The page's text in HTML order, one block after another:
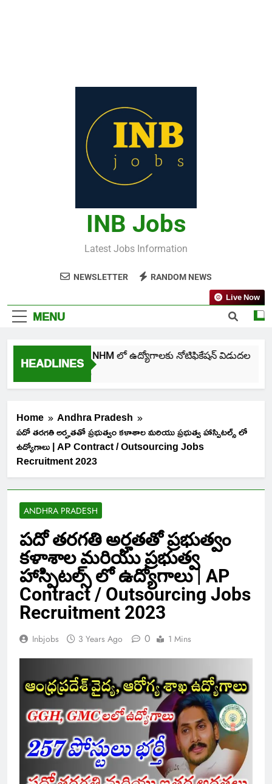
INB Jobs
Latest Jobs Information
NEWSLETTER RANDOM NEWS
MENU
Live Now
HEADLINES
తెలంగాణ NHM లో ఉద్యోగాలకు నోటిఫికేషన్ విడుదల
Home
Andhra Pradesh
పదో తరగతి అర్హతతో ప్రభుత్వం కళాశాల మరియు ప్రభుత్వ హాస్పిటల్స్ లో
ఉద్యోగాలు | AP Contract / Outsourcing Jobs
Recruitment 2023
ANDHRA PRADESH
పదో తరగతి అర్హతతో ప్రభుత్వం
కళాశాల మరియు ప్రభుత్వ
హాస్పిటల్స్ లో ఉద్యోగాలు | AP
Contract / Outsourcing Jobs
Recruitment 2023
Inbjobs 3 Years Ago 0 1 Mins